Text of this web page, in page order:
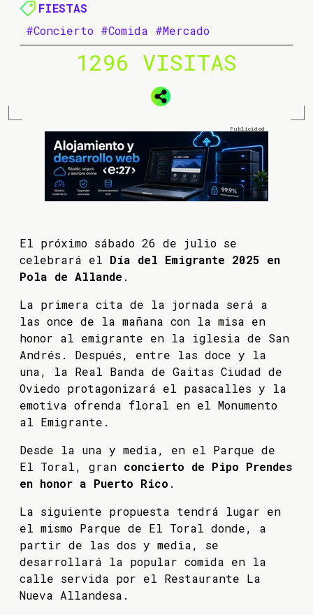
FIESTAS
#Concierto #Comida #Mercado
1296 VISITAS
El próximo sábado 26 de julio se
celebrará el Día del Emigrante 2025 en
Pola de Allande .
La primera cita de la jornada será a
las once de la mañana con la misa en
honor al emigrante en la iglesia de San
Andrés. Después, entre las doce y la
una, la Real Banda de Gaitas Ciudad de
Oviedo protagonizará el pasacalles y la
emotiva ofrenda floral en el Monumento
al Emigrante.
Desde la una y media, en el Parque de
El Toral, gran concierto de Pipo Prendes
en honor a Puerto Rico .
La siguiente propuesta tendrá lugar en
el mismo Parque de El Toral donde, a
partir de las dos y media, se
desarrollará la popular comida en la
calle servida por el Restaurante La
Nueva Allandesa.